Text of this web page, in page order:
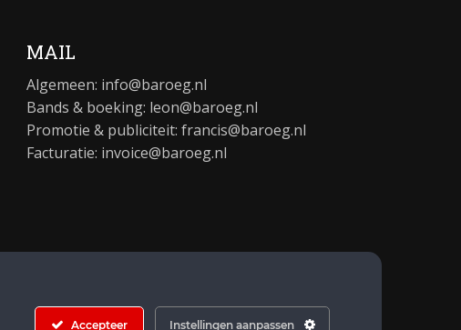
MAIL
Algemeen: info@baroeg.nl
Bands & boeking: leon@baroeg.nl
Promotie & publiciteit: francis@baroeg.nl
Facturatie: invoice@baroeg.nl
Accepteer Instellingen aanpassen